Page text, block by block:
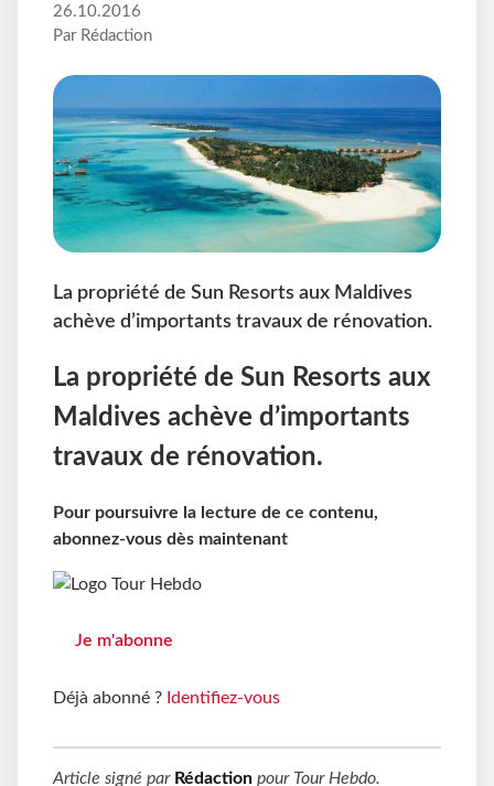
26.10.2016
Par Rédaction
La propriété de Sun Resorts aux Maldives
achève d’importants travaux de rénovation.
La propriété de Sun Resorts aux
Maldives achève d’importants
travaux de rénovation.
Pour poursuivre la lecture de ce contenu,
abonnez-vous dès maintenant
Je m'abonne
Déjà abonné ? Identifiez-vous
Article signé par Rédaction pour Tour Hebdo.